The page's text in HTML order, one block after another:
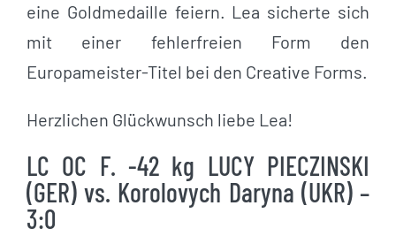
eine Goldmedaille feiern. Lea sicherte sich
mit einer fehlerfreien Form den
Europameister-Titel bei den Creative Forms.
Herzlichen Glückwunsch liebe Lea!
LC OC F. -42 kg LUCY PIECZINSKI
(GER) vs. Korolovych Daryna (UKR) –
3:0